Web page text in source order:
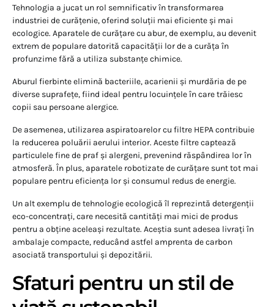
Tehnologia a jucat un rol semnificativ în transformarea
industriei de curățenie, oferind soluții mai eficiente și mai
ecologice. Aparatele de curățare cu abur, de exemplu, au devenit
extrem de populare datorită capacității lor de a curăța în
profunzime fără a utiliza substanțe chimice.
Aburul fierbinte elimină bacteriile, acarienii și murdăria de pe
diverse suprafețe, fiind ideal pentru locuințele în care trăiesc
copii sau persoane alergice.
De asemenea, utilizarea aspiratoarelor cu filtre HEPA contribuie
la reducerea poluării aerului interior. Aceste filtre captează
particulele fine de praf și alergeni, prevenind răspândirea lor în
atmosferă. În plus, aparatele robotizate de curățare sunt tot mai
populare pentru eficiența lor și consumul redus de energie.
Un alt exemplu de tehnologie ecologică îl reprezintă detergenții
eco-concentrați, care necesită cantități mai mici de produs
pentru a obține aceleași rezultate. Aceștia sunt adesea livrați în
ambalaje compacte, reducând astfel amprenta de carbon
asociată transportului și depozitării.
Sfaturi pentru un stil de